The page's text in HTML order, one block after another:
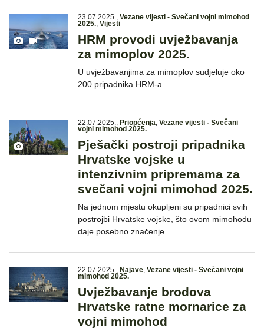
23.07.2025., Vezane vijesti - Svečani vojni mimohod
2025., Vijesti
HRM provodi uvježbavanja
za mimoplov 2025.
U uvježbavanjima za mimoplov sudjeluje oko
200 pripadnika HRM-a
22.07.2025., Priopćenja, Vezane vijesti - Svečani
vojni mimohod 2025.
Pješački postroji pripadnika
Hrvatske vojske u
intenzivnim pripremama za
svečani vojni mimohod 2025.
Na jednom mjestu okupljeni su pripadnici svih
postrojbi Hrvatske vojske, što ovom mimohodu
daje posebno značenje
22.07.2025., Najave, Vezane vijesti - Svečani vojni
mimohod 2025.
Uvježbavanje brodova
Hrvatske ratne mornarice za
vojni mimohod